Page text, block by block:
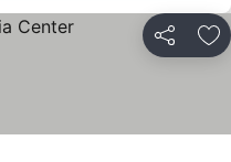
Partilhar